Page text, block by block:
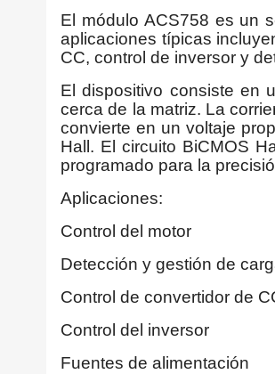
El módulo ACS758 es un
aplicaciones típicas
CC, control de inversor y
El dispositivo consiste en
cerca de la matriz. La
convierte en un voltaje
Hall. El circuito BiCMOS
programado para la
Aplicaciones:
Control del motor
Detección y gestión de
Control de convertidor de
Control del inversor
Fuentes de alimentación